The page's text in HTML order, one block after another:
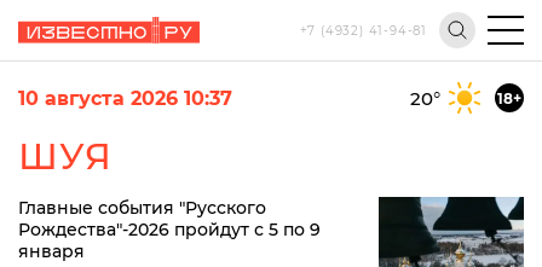
+7 (4932) 41-94-81
10 августа 2026 10:37 20° 18+
ШУЯ
Главные события "Русского
Рождества"-2026 пройдут с 5 по 9
января